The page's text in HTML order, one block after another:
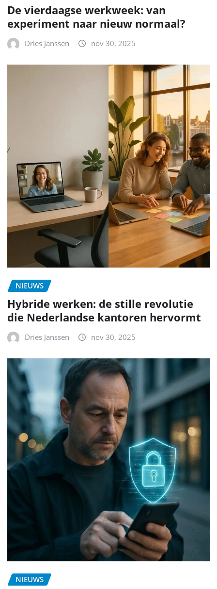
De vierdaagse werkweek: van
experiment naar nieuw normaal?
Dries Janssen nov 30, 2025
NIEUWS
Hybride werken: de stille revolutie
die Nederlandse kantoren hervormt
Dries Janssen nov 30, 2025
NIEUWS